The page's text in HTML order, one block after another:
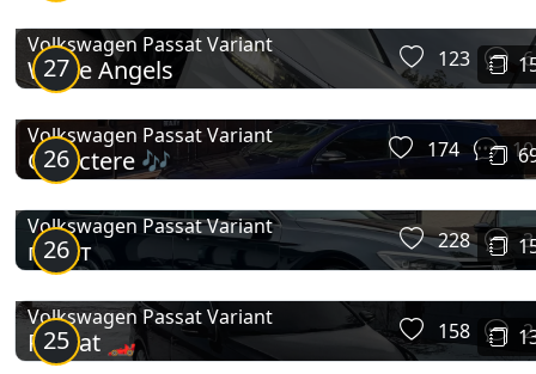
27
Volkswagen Passat Variant
White Angels 123 6
26
Volkswagen Passat Variant
Caractere 🎶 174 10
26
Volkswagen Passat Variant
пасат 228 3
25
Volkswagen Passat Variant
Passat 🏎️ 158 2